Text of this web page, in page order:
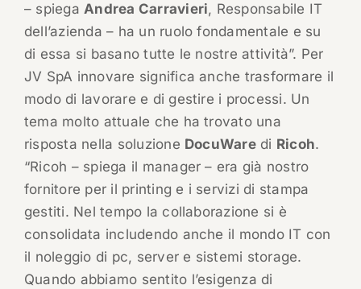
– spiegaAndrea Carravieri, Responsabile IT
dell’azienda – ha un ruolo fondamentale e su
di essa si basano tutte le nostre attività”. Per
JV SpA innovare significa anche trasformare il
modo di lavorare e di gestire i processi. Un
tema molto attuale che ha trovato una
risposta nella soluzione DocuWaredi Ricoh.
“Ricoh – spiega il manager – era già nostro
fornitore per il printing e i servizi di stampa
gestiti. Nel tempo la collaborazione si è
consolidata includendo anche il mondo IT con
il noleggio di pc, server e sistemi storage.
Quando abbiamo sentito l’esigenza di